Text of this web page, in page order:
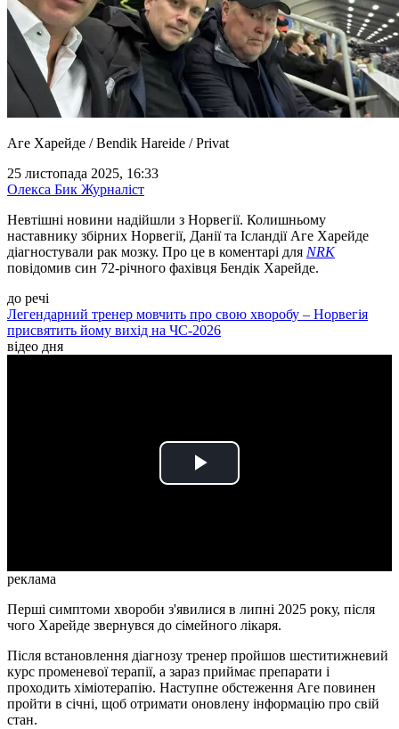
Аге Харейде / Bendik Hareide / Privat
25 листопада 2025, 16:33
Олекса Бик Журналіст
Невтішні новини надійшли з Норвегії. Колишньому
наставнику збірних Норвегії, Данії та Ісландії Аге Харейде
діагностували рак мозку. Про це в коментарі для NRK
повідомив син 72-річного фахівця Бендік Харейде.
до речі
Легендарний тренер мовчить про свою хворобу – Норвегія
присвятить йому вихід на ЧС-2026
відео дня
Play
реклама
Перші симптоми хвороби з'явилися в липні 2025 року, після
чого Харейде звернувся до сімейного лікаря.
Після встановлення діагнозу тренер пройшов шеститижневий
курс променевої терапії, а зараз приймає препарати і
проходить хіміотерапію. Наступне обстеження Аге повинен
пройти в січні, щоб отримати оновлену інформацію про свій
стан.